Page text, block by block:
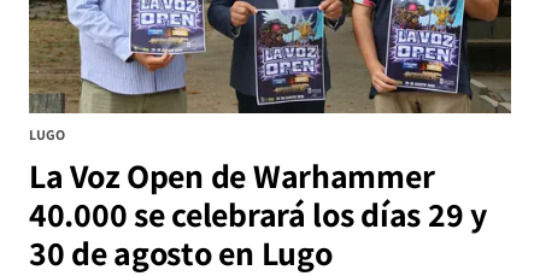
LUGO
La Voz Open de Warhammer
40.000 se celebrará los días 29 y
30 de agosto en Lugo